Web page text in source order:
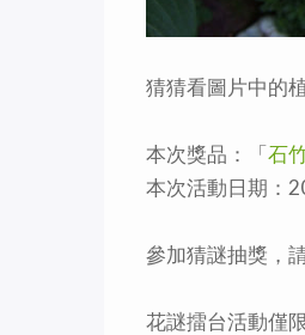
猜猜看圖片中的
本次獎品：「石
本次活動日期：
參加猜謎抽獎，
花謎擂台活動僅